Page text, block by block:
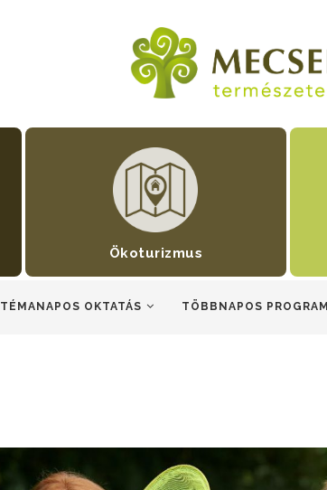
Ökoturizmus
TÉMANAPOS OKTATÁS TÖBBNAPOS PROGRAM